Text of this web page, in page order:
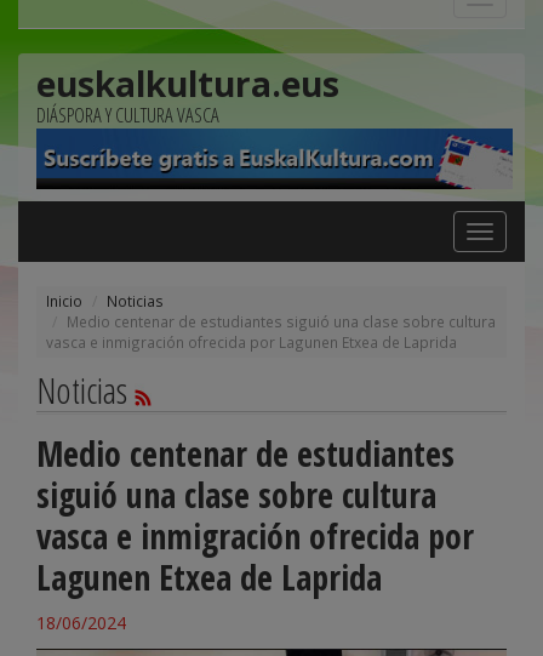
euskalkultura.eus
DIÁSPORA Y CULTURA VASCA
Toggle
navigation
Inicio
Noticias
Medio centenar de estudiantes siguió una clase sobre cultura
vasca e inmigración ofrecida por Lagunen Etxea de Laprida
Noticias
Medio centenar de estudiantes
siguió una clase sobre cultura
vasca e inmigración ofrecida por
Lagunen Etxea de Laprida
18/06/2024